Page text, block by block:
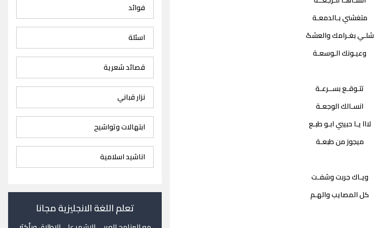
متغشني بـالدمعـة
شلـي بغـرامك والعشگ
وعيـونك الـوسعـة
تتـوقـع بســرعـة
انسـالك الوجعـة
لااا يـا حبيبي ابـو طبـع
ميجوز من طبعـة
ويـاك جربت وشفـت
كل المصايب والهـم
فوائد
اسئلة
قصائد شعرية
نزار قباني
ابتهالات وتواشيح
اناشيد اسلامية
تعلم اللغة الانجليزية مجانا